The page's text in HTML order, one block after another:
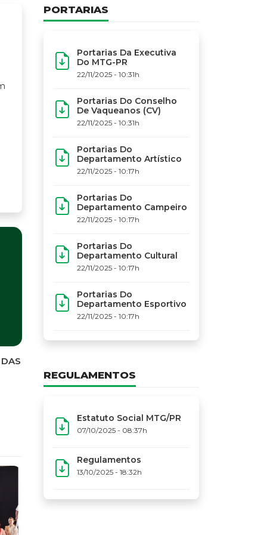
PORTARIAS
Portarias Da Executiva
Do MTG-PR
22/11/2025 - 10:31h
Portarias Do Conselho
De Vaqueanos (CV)
22/11/2025 - 10:31h
Portarias Do
Departamento Artístico
22/11/2025 - 10:17h
Portarias Do
Departamento Campeiro
22/11/2025 - 10:17h
Portarias Do
Departamento Cultural
22/11/2025 - 10:17h
Portarias Do
Departamento Esportivo
22/11/2025 - 10:17h
REGULAMENTOS
Estatuto Social MTG/PR
07/10/2025 - 08:37h
Regulamentos
13/10/2025 - 18:32h